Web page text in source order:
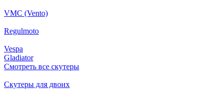
VMC (Vento)
Regulmoto
Vespa
Gladiator
Смотреть все скутеры
Скутеры для двоих